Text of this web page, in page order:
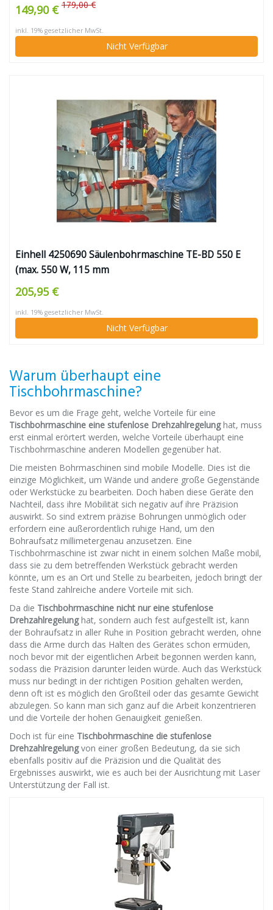
W Drehzahl: 170–880 / 490–2600 min-1 | Bohrfutter
1,5–13mm
149,90 € 179,00 €
inkl. 19% gesetzlicher MwSt.
Nicht Verfügbar
Einhell 4250690 Säulenbohrmaschine TE-BD 550 E
(max. 550 W, 115 mm
Ausladung,,stufen-/werkzeuglose
Drehzahlregulierung, LCD LCD Anzeige, Qualitäts-
Schnellspannbohrfutter, einstellbarer
205,95 €
inkl. 19% gesetzlicher MwSt.
Nicht Verfügbar
Warum überhaupt eine
Tischbohrmaschine?
Bevor es um die Frage geht, welche Vorteile für eine
Tischbohrmaschine eine stufenlose Drehzahlregelunghat, muss
erst einmal erörtert werden, welche Vorteile überhaupt eine
Tischbohrmaschine anderen Modellen gegenüber hat.
Die meisten Bohrmaschinen sind mobile Modelle. Dies ist die
einzige Möglichkeit, um Wände und andere große Gegenstände
oder Werkstücke zu bearbeiten. Doch haben diese Geräte den
Nachteil, dass ihre Mobilität sich negativ auf ihre Präzision
auswirkt. So sind extrem präzise Bohrungen unmöglich oder
erfordern eine außerordentlich ruhige Hand, um den
Bohraufsatz millimetergenau anzusetzen. Eine
Tischbohrmaschine ist zwar nicht in einem solchen Maße mobil,
dass sie zu dem betreffenden Werkstück gebracht werden
könnte, um es an Ort und Stelle zu bearbeiten, jedoch bringt der
feste Stand zahlreiche andere Vorteile mit sich.
Da die Tischbohrmaschine nicht nur eine stufenlose
Drehzahlregelunghat, sondern auch fest aufgestellt ist, kann
der Bohraufsatz in aller Ruhe in Position gebracht werden, ohne
dass die Arme durch das Halten des Gerätes schon ermüden,
noch bevor mit der eigentlichen Arbeit begonnen werden kann,
sodass die Präzision darunter leiden würde. Auch das Werkstück
muss nur bedingt in der richtigen Position gehalten werden,
denn oft ist es möglich den Großteil oder das gesamte Gewicht
abzulegen. So kann man sich ganz auf die Arbeit konzentrieren
und die Vorteile der hohen Genauigkeit genießen.
Doch ist für eine Tischbohrmaschine die stufenlose
Drehzahlregelungvon einer großen Bedeutung, da sie sich
ebenfalls positiv auf die Präzision und die Qualität des
Ergebnisses auswirkt, wie es auch bei der Ausrichtung mit Laser
Unterstützung der Fall ist.